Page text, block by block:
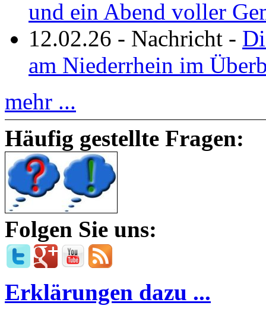
und ein Abend voller
12.02.26 - Nachricht -
am Niederrhein im
mehr ...
Häufig gestellte Fragen:
Folgen Sie uns:
Erklärungen dazu ...